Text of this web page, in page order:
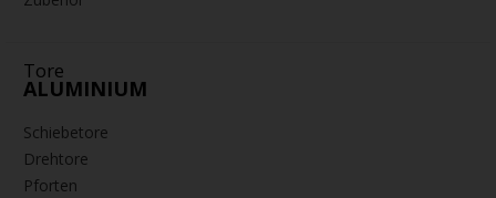
Tore
ALUMINIUM
Schiebetore
Drehtore
Pforten